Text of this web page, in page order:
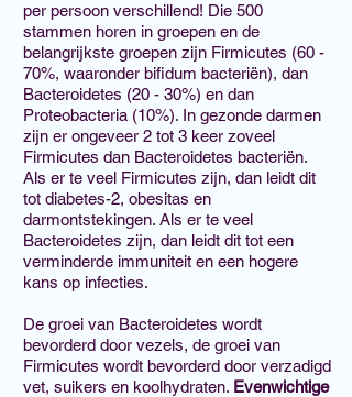
per persoon verschillend! Die 500
stammen horen in groepen en de
belangrijkste groepen zijn Firmicutes (60 -
70%, waaronder bifidum bacteriën), dan
Bacteroidetes (20 - 30%) en dan
Proteobacteria (10%). In gezonde darmen
zijn er ongeveer 2 tot 3 keer zoveel
Firmicutes dan Bacteroidetes bacteriën.
Als er te veel Firmicutes zijn, dan leidt dit
tot diabetes-2, obesitas en
darmontstekingen. Als er te veel
Bacteroidetes zijn, dan leidt dit tot een
verminderde immuniteit en een hogere
kans op infecties.
De groei van Bacteroidetes wordt
bevorderd door vezels, de groei van
Firmicutes wordt bevorderd door verzadigd
vet, suikers en koolhydraten. Evenwichtige